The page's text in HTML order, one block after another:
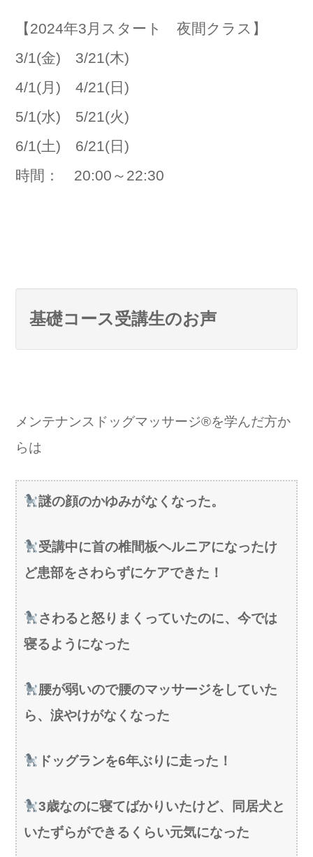
【2024年3月スタート 夜間クラス】
3/1(金) 3/21(木)
4/1(月) 4/21(日)
5/1(水) 5/21(火)
6/1(土) 6/21(日)
時間： 20:00～22:30
基礎コース受講生のお声
メンテナンスドッグマッサージ®を学んだ方か
らは
謎の顔のかゆみがなくなった。
受講中に首の椎間板ヘルニアになったけ
ど患部をさわらずにケアできた！
さわると怒りまくっていたのに、今では
寝るようになった
腰が弱いので腰のマッサージをしていた
ら、涙やけがなくなった
ドッグランを6年ぶりに走った！
3歳なのに寝てばかりいたけど、同居犬と
いたずらができるくらい元気になった